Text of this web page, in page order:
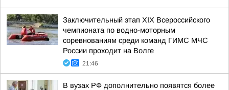
Заключительный этап XIХ Всероссийского
чемпионата по водно-моторным
соревнованиям среди команд ГИМС МЧС
России проходит на Волге
21:46
В вузах РФ дополнительно появятся более